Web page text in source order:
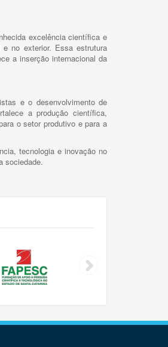
excelência científica e
no exterior. Essa estrutura
a inserção internacional da
e o desenvolvimento de
a produção científica,
o setor produtivo e para a
tecnologia e inovação no
sociedade.